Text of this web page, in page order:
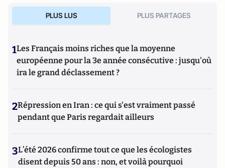
entreprises dans l’appropriation et la mise de cette
PLUS LUS PLUS PARTAGES
1Les Français moins riches que la moyenne
européenne pour la 3e année consécutive : jusqu'où
ira le grand déclassement ?
2Répression en Iran : ce qui s'est vraiment passé
pendant que Paris regardait ailleurs
3L’été 2026 confirme tout ce que les écologistes
disent depuis 50 ans : non, et voilà pourquoi